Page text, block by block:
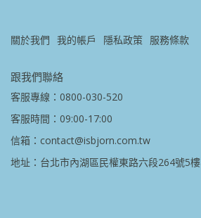
關於我們 我的帳戶 隱私政策 服務條款
跟我們聯絡
客服專線：0800-030-520
客服時間：09:00-17:00
信箱：contact@isbjorn.com.tw
地址：台北市內湖區民權東路六段264號5樓